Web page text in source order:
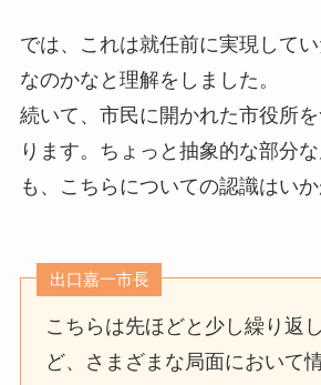
では、これは就任前に実現して
なのかなと理解をしました。
続いて、市民に開かれた市役所
ります。ちょっと抽象的な部分
も、こちらについての認識はいか
出口嘉一市長
こちらは先ほどと少し繰り返
ど、さまざまな局面において